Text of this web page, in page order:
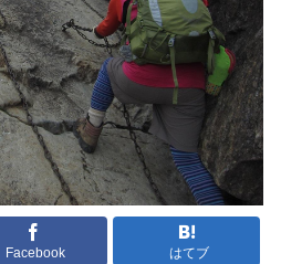
Facebook はてブ